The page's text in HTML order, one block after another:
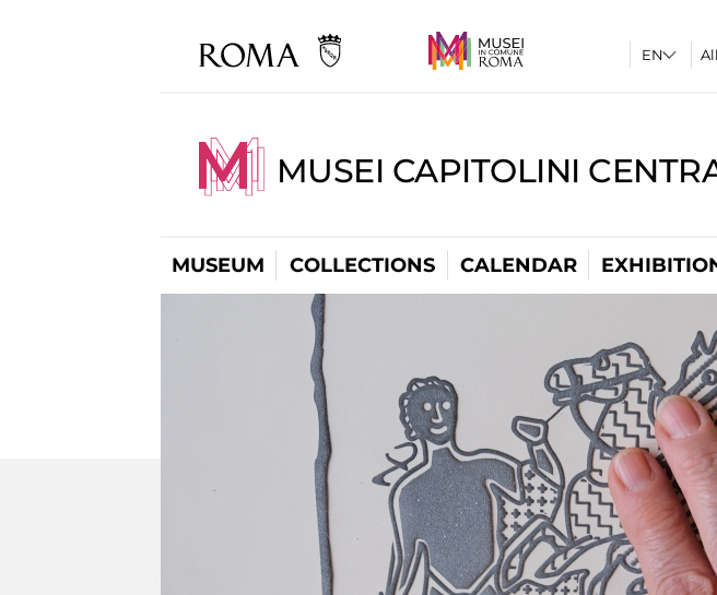
MUSEI CAPITOLINI
MUSEUM COLLECTIONS CALENDAR